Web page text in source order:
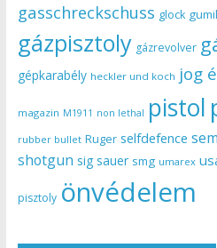
gasschreckschuss glock
gázpisztoly gázrevolver
gépkarabély heckler und koch jog
magazin M1911 non lethal pistol
rubber bullet Ruger selfdefence
shotgun sig sauer smg umarex
pisztoly önvédelem